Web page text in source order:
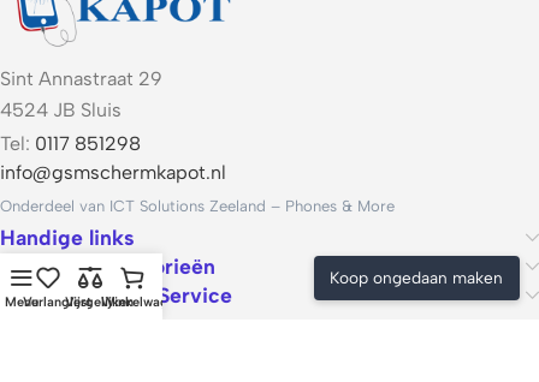
Sint Annastraat 29
4524 JB Sluis
Tel: 0117 851298
info@gsmschermkapot.nl
Onderdeel van ICT Solutions Zeeland – Phones & More
Handige links
Populaire categorieën
Voorwaarden & Service
MenuVerlanglijstVergelijkenWinkelwagen
Koop ongedaan maken